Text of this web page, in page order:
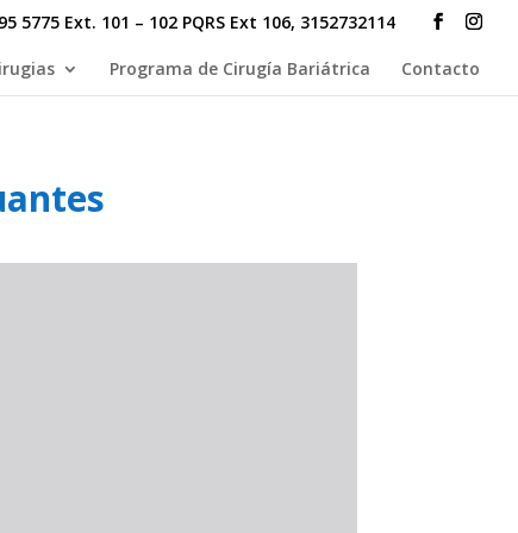
5775 Ext. 101 – 102 PQRS Ext 106, 3152732114
Programa de Cirugía Bariátrica Contacto